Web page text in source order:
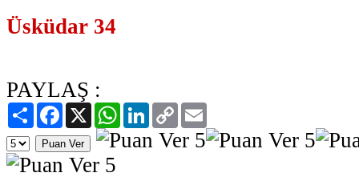
Üsküdar 34
PAYLAŞ :
PaylaşFacebook
X WhatsAppLinkedIn
Copy
Link